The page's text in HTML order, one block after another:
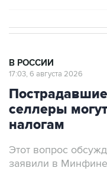
В РОССИИ
17:03, 6 августа 2026
селлеры
налогам
Этот вопрос
заявили в Минфине